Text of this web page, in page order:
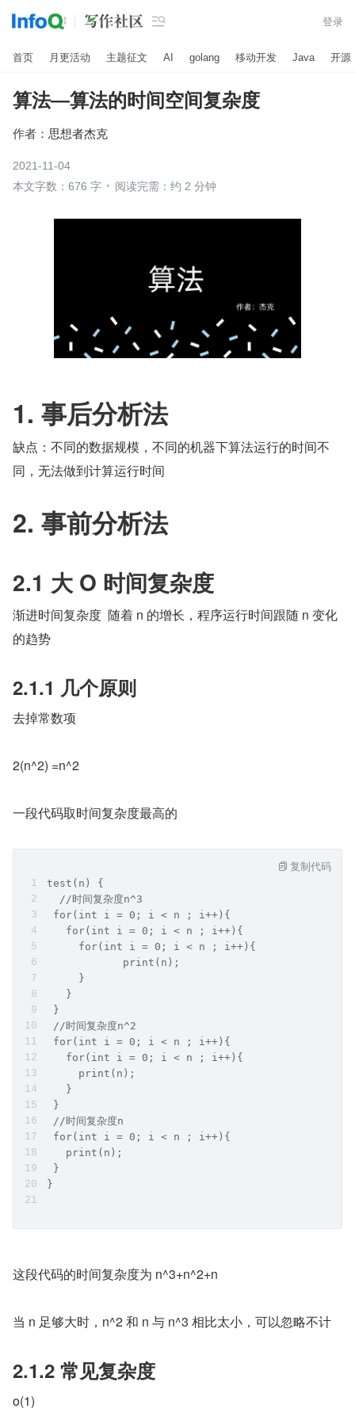
 登录
首页 月更活动 主题征文 AI golang 移动开发 Java 开源
算法—算法的时间空间复杂度
作者： 思想者杰克
2021-11-04
本文字数：676 字
阅读完需：约 2 分钟
1. 事后分析法
缺点：不同的数据规模，不同的机器下算法运行的时间不
同，无法做到计算运行时间
2. 事前分析法
2.1 大 O 时间复杂度
渐进时间复杂度  随着 n 的增长，程序运行时间跟随 n 变化
的趋势
2.1.1 几个原则
去掉常数项
2(n^2) =n^2
一段代码取时间复杂度最高的
test(n) {
  //时间复杂度n^3
for(int i = 0; i < n ; i++){
   for(int i = 0; i < n ; i++){
     for(int i = 0; i < n ; i++){
            print(n);
     }
   }
}
//时间复杂度n^2
for(int i = 0; i < n ; i++){
   for(int i = 0; i < n ; i++){
     print(n);
   }
}
//时间复杂度n
for(int i = 0; i < n ; i++){
   print(n);
}
}
复制代码
这段代码的时间复杂度为 n^3+n^2+n
当 n 足够大时，n^2 和 n 与 n^3 相比太小，可以忽略不计
2.1.2 常见复杂度
o(1)